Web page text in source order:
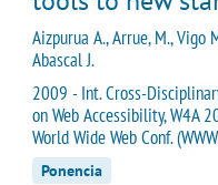
Aizpurua A., Arrue, M., Vigo
Abascal J.
2009 - Int. Cross-
on Web Accessibility, W4A
World Wide Web Conf.
Ponencia